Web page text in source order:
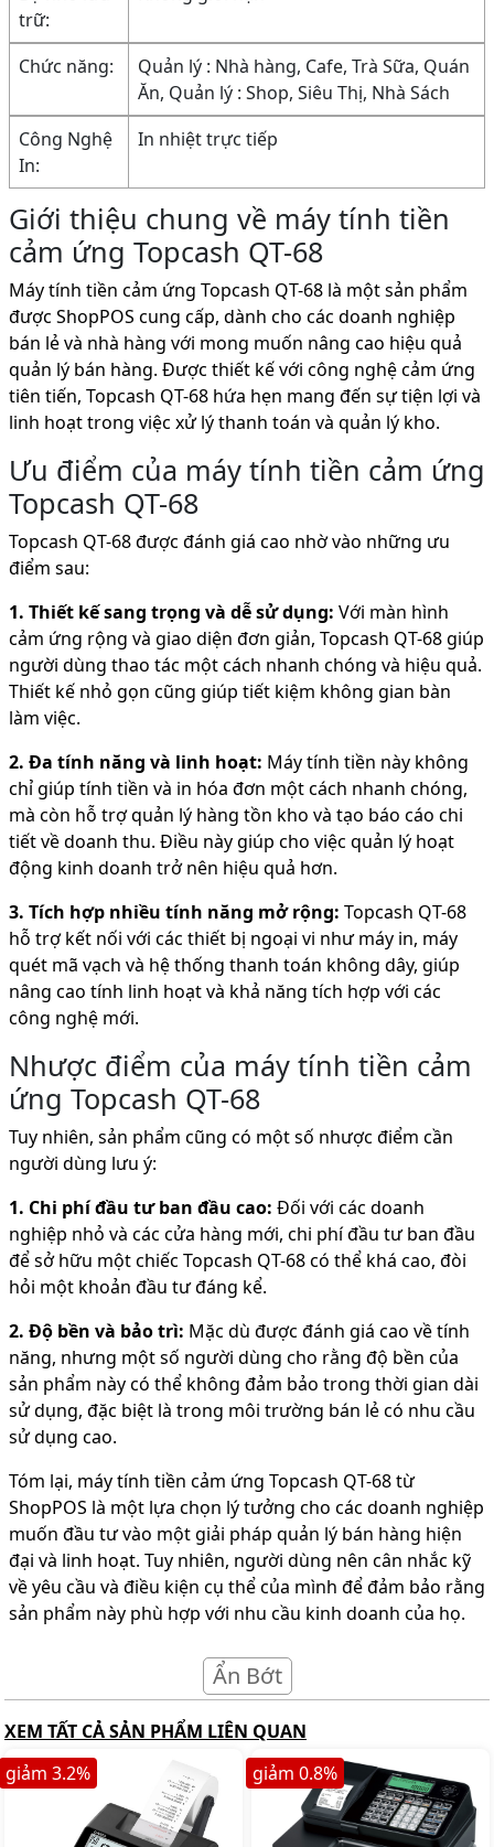
trữ:
Chức năng:
Quản lý : Nhà hàng, Cafe, Trà Sữa, Quán
Ăn, Quản lý : Shop, Siêu Thị, Nhà Sách
Công Nghệ
In:
In nhiệt trực tiếp
Giới thiệu chung về máy tính tiền
cảm ứng Topcash QT-68
Máy tính tiền cảm ứng Topcash QT-68 là một sản phẩm
được ShopPOS cung cấp, dành cho các doanh nghiệp
bán lẻ và nhà hàng với mong muốn nâng cao hiệu quả
quản lý bán hàng. Được thiết kế với công nghệ cảm ứng
tiên tiến, Topcash QT-68 hứa hẹn mang đến sự tiện lợi và
linh hoạt trong việc xử lý thanh toán và quản lý kho.
Ưu điểm của máy tính tiền cảm ứng
Topcash QT-68
Topcash QT-68 được đánh giá cao nhờ vào những ưu
điểm sau:
1. Thiết kế sang trọng và dễ sử dụng: Với màn hình
cảm ứng rộng và giao diện đơn giản, Topcash QT-68 giúp
người dùng thao tác một cách nhanh chóng và hiệu quả.
Thiết kế nhỏ gọn cũng giúp tiết kiệm không gian bàn
làm việc.
2. Đa tính năng và linh hoạt: Máy tính tiền này không
chỉ giúp tính tiền và in hóa đơn một cách nhanh chóng,
mà còn hỗ trợ quản lý hàng tồn kho và tạo báo cáo chi
tiết về doanh thu. Điều này giúp cho việc quản lý hoạt
động kinh doanh trở nên hiệu quả hơn.
3. Tích hợp nhiều tính năng mở rộng: Topcash QT-68
hỗ trợ kết nối với các thiết bị ngoại vi như máy in, máy
quét mã vạch và hệ thống thanh toán không dây, giúp
nâng cao tính linh hoạt và khả năng tích hợp với các
công nghệ mới.
Nhược điểm của máy tính tiền cảm
ứng Topcash QT-68
Tuy nhiên, sản phẩm cũng có một số nhược điểm cần
người dùng lưu ý:
1. Chi phí đầu tư ban đầu cao: Đối với các doanh
nghiệp nhỏ và các cửa hàng mới, chi phí đầu tư ban đầu
để sở hữu một chiếc Topcash QT-68 có thể khá cao, đòi
hỏi một khoản đầu tư đáng kể.
2. Độ bền và bảo trì: Mặc dù được đánh giá cao về tính
năng, nhưng một số người dùng cho rằng độ bền của
sản phẩm này có thể không đảm bảo trong thời gian dài
sử dụng, đặc biệt là trong môi trường bán lẻ có nhu cầu
sử dụng cao.
Tóm lại, máy tính tiền cảm ứng Topcash QT-68 từ
ShopPOS là một lựa chọn lý tưởng cho các doanh nghiệp
muốn đầu tư vào một giải pháp quản lý bán hàng hiện
đại và linh hoạt. Tuy nhiên, người dùng nên cân nhắc kỹ
về yêu cầu và điều kiện cụ thể của mình để đảm bảo rằng
sản phẩm này phù hợp với nhu cầu kinh doanh của họ.
Ẩn Bớt
XEM TẤT CẢ SẢN PHẨM LIÊN QUAN
giảm 3.2% giảm 0.8%